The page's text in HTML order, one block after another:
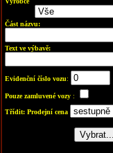
Část názvu:
Text ve výbavě:
Evidenční číslo vozu:
Pouze zamluvené vozy :
Třídit: Prodejní cena